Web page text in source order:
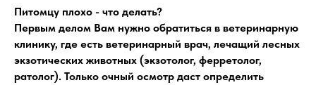
Питомцу плохо - что делать?
Первым делом Вам нужно обратиться в ветеринарную
клинику, где есть ветеринарный врач, лечащий лесных
экзотических животных (экзотолог, ферретолог,
ратолог). Только очный осмотр даст определить